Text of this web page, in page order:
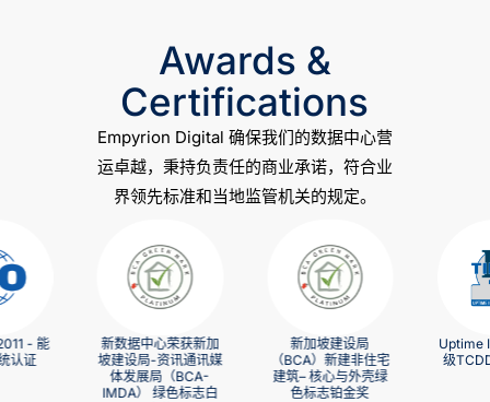
Awards &
Certifications
Empyrion Digital 确保我们的数据中心营
运卓越，秉持负责任的商业承诺，符合业
界领先标准和当地监管机关的规定。
获新加
通讯媒
新加坡建设局
（BCA）新建非住宅
建筑– 核心与外壳绿
色标志铂金奖
Uptime Institute 第III
级TCDD和TCCF认
证
理与营